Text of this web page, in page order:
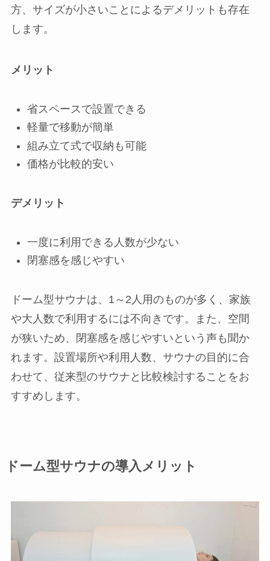
方、サイズが小さいことによるデメリットも存在
します。
メリット
省スペースで設置できる
軽量で移動が簡単
組み立て式で収納も可能
価格が比較的安い
デメリット
一度に利用できる人数が少ない
閉塞感を感じやすい
ドーム型サウナは、1～2人用のものが多く、家族
や大人数で利用するには不向きです。また、空間
が狭いため、閉塞感を感じやすいという声も聞か
れます。設置場所や利用人数、サウナの目的に合
わせて、従来型のサウナと比較検討することをお
すすめします。
ドーム型サウナの導入メリット